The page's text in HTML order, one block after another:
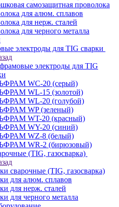
самозащитная проволока
для алюм. сплавов
для нерж. сталей
для черного металла
электроды для TIG сварки
электроды для TIG
WC-20 (серый)
WL-15 (золотой)
WL-20 (голубой)
WP (зеленый)
WT-20 (красный)
WY-20 (синий)
WZ-8 (белый)
WR-2 (бирюзовый)
(TIG, газосварка)
сварочные (TIG, газосварка)
для алюм. сплавов
для нерж. сталей
для черного металла